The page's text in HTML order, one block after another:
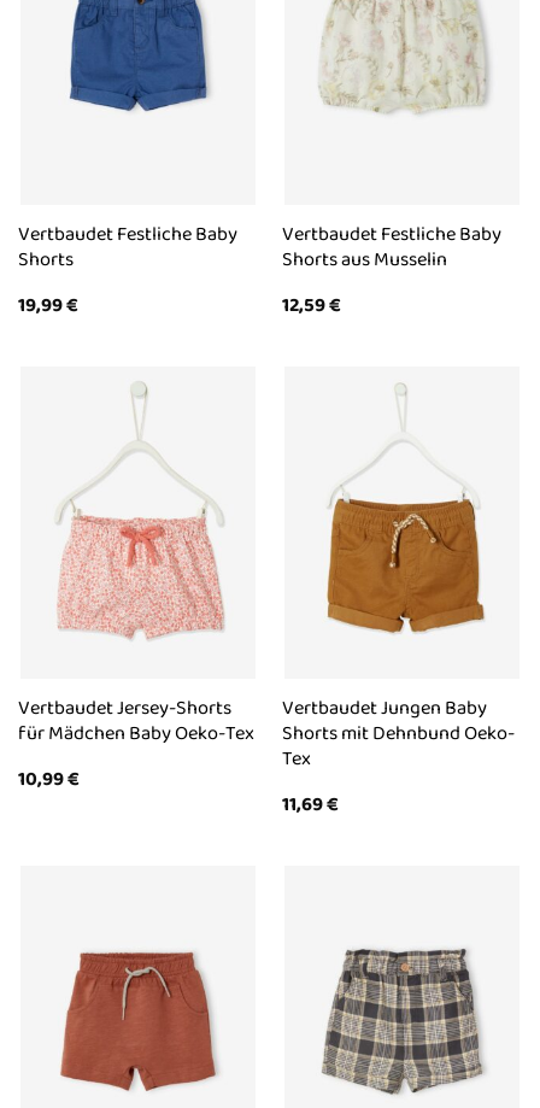
Vertbaudet Festliche Baby
Shorts
19,99€
Vertbaudet Festliche Baby
Shorts aus Musselin
12,59€
Vertbaudet Jersey-Shorts
für Mädchen Baby Oeko-Tex
10,99€
Vertbaudet Jungen Baby
Shorts mit Dehnbund Oeko-
Tex
11,69€